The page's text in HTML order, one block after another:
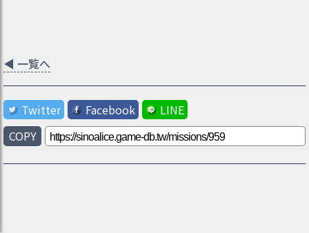
◀ 一覧へ
Twitter Facebook
LINE
COPY